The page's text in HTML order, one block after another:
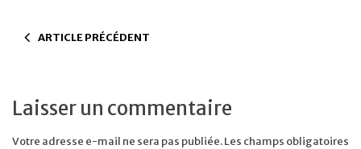
ARTICLE PRÉCÉDENT
Laisser un commentaire
Votre adresse e-mail ne sera pas publiée.Les champs obligatoires